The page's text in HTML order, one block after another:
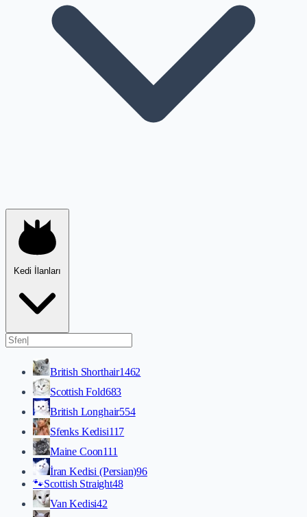
Kedi İlanları
British Shorthair1462
Scottish Fold683
British Longhair554
Sfenks Kedisi117
Maine Coon111
İran Kedisi (Persian)96
🐾Scottish Straight48
Van Kedisi42